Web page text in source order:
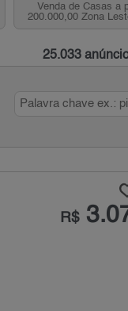
Venda de Casas a
200.000,00 Zona
25.033
R$